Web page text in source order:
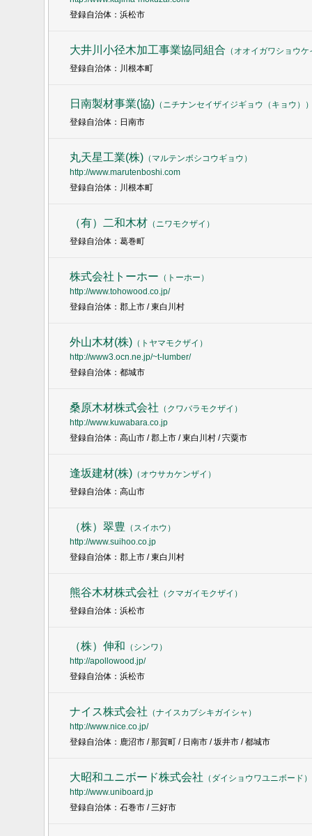
登録自治体：浜松市
大井川小径木加工事業協同組合 （ オオイガワショウ
登録自治体：川根本町
日南製材事業(協)（ ニチナンセイザイジギョウ（キョウ）
登録自治体：日南市
丸天星工業(株)（ マルテンボシコウギョウ ）
http://www.marutenboshi.com
登録自治体：川根本町
（有）二和木材 （ ニワモクザイ ）
登録自治体：葛巻町
株式会社トーホー （ トーホー ）
http://www.tohowood.co.jp/
登録自治体：郡上市 / 東白川村
外山木材(株)（ トヤマモクザイ ）
http://www3.ocn.ne.jp/~t-lumber/
登録自治体：都城市
桑原木材株式会社 （ クワバラモクザイ ）
http://www.kuwabara.co.jp
登録自治体：高山市 / 郡上市 / 東白川村 / 宍粟市
逢坂建材(株)（ オウサカケンザイ ）
登録自治体：高山市
（株）翠豊 （ スイホウ ）
http://www.suihoo.co.jp
登録自治体：郡上市 / 東白川村
熊谷木材株式会社 （ クマガイモクザイ ）
登録自治体：浜松市
（株）伸和 （ シンワ ）
http://apollowood.jp/
登録自治体：浜松市
ナイス株式会社 （ナイスカブシキガイシャ ）
http://www.nice.co.jp/
登録自治体：鹿沼市 / 那賀町 / 日南市 / 坂井市 / 都城市
大昭和ユニボード株式会社 （ ダイショウワユニボード ）
http://www.uniboard.jp
登録自治体：石巻市 / 三好市